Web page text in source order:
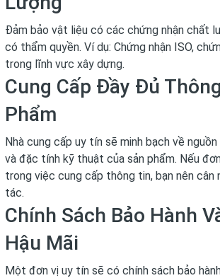
Đảm bảo vật liệu có các chứng nhận chất
có thẩm quyền. Ví dụ: Chứng nhận ISO,
trong lĩnh vực xây dựng.
Cung Cấp Đầy Đủ
Phẩm
Nhà cung cấp uy tín sẽ minh bạch về
và đặc tính kỹ thuật của sản phẩm. Nếu
trong việc cung cấp thông tin, bạn nên cân
tác.
Chính Sách Bảo Hành
Hậu Mãi
Một đơn vị uy tín sẽ có chính sách bảo